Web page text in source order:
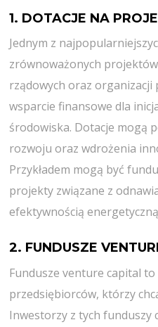
1. DOTACJE NA
Jednym z
zrównoważonych
rządowych oraz
wsparcie finansowe dla
środowiska. Dotacje mogą
rozwoju oraz wdrożenia
Przykładem mogą być
projekty związane z
efektywnością
2. FUNDUSZE
Fundusze venture capital
przedsiębiorców, którzy
Inwestorzy z tych funduszy